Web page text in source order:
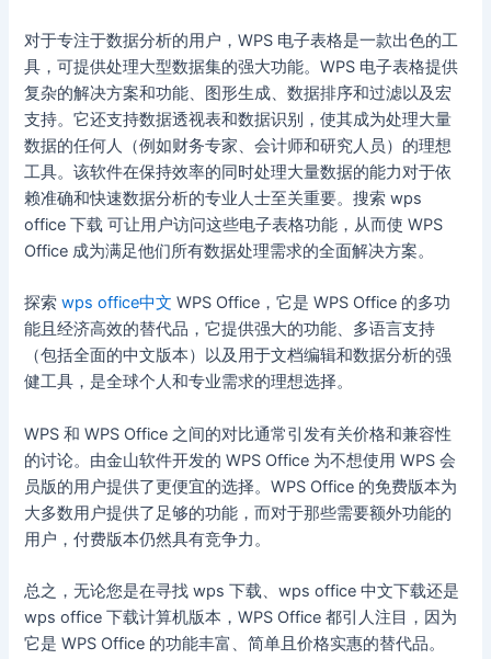
对于专注于数据分析的用户，WPS 电子表格是一款出色的工
具，可提供处理大型数据集的强大功能。WPS 电子表格提供
复杂的解决方案和功能、图形生成、数据排序和过滤以及宏
支持。它还支持数据透视表和数据识别，使其成为处理大量
数据的任何人（例如财务专家、会计师和研究人员）的理想
工具。该软件在保持效率的同时处理大量数据的能力对于依
赖准确和快速数据分析的专业人士至关重要。搜索 wps
office 下载 可让用户访问这些电子表格功能，从而使 WPS
Office 成为满足他们所有数据处理需求的全面解决方案。
探索wps office中文 WPS Office，它是 WPS Office 的多功
能且经济高效的替代品，它提供强大的功能、多语言支持
（包括全面的中文版本）以及用于文档编辑和数据分析的强
健工具，是全球个人和专业需求的理想选择。
WPS 和 WPS Office 之间的对比通常引发有关价格和兼容性
的讨论。由金山软件开发的 WPS Office 为不想使用 WPS 会
员版的用户提供了更便宜的选择。WPS Office 的免费版本为
大多数用户提供了足够的功能，而对于那些需要额外功能的
用户，付费版本仍然具有竞争力。
总之，无论您是在寻找 wps 下载、wps office 中文下载还是
wps office 下载计算机版本，WPS Office 都引人注目，因为
它是 WPS Office 的功能丰富、简单且价格实惠的替代品。